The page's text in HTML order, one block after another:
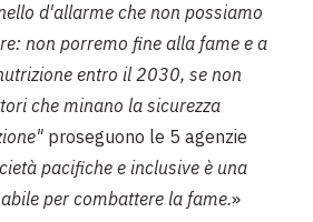
d'allarme che non possiamo
non porremo fine alla fame e a
entro il 2030, se non
che minano la sicurezza
proseguono le 5 agenzie
pacifiche e inclusive è una
per combattere la fame.»